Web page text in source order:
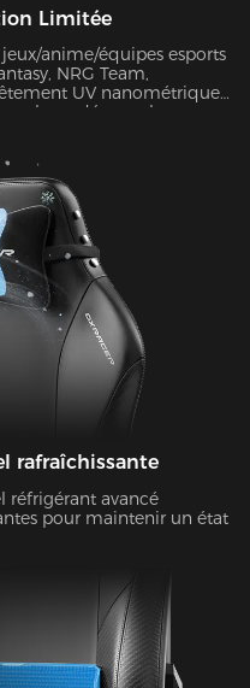
Limitée
anime/équipes esports
NRG Team,
UV nanométrique
dépasse les
rafraîchissante
réfrigérant avancé
pour maintenir un état